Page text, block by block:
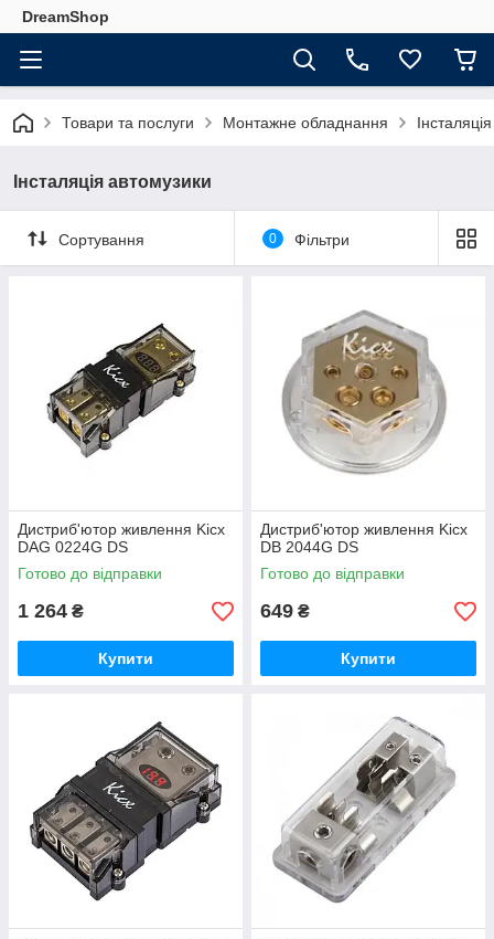
DreamShop
Товари та послуги Монтажне обладнання
Інсталяція автомузики
Сортування 0 Фільтри
Дистриб'ютор живлення Kicx
DAG 0224G DS
Готово до відправки
1 264 ₴
Купити
Дистриб'ютор живлення Kicx
DB 2044G DS
Готово до відправки
649 ₴
Купити